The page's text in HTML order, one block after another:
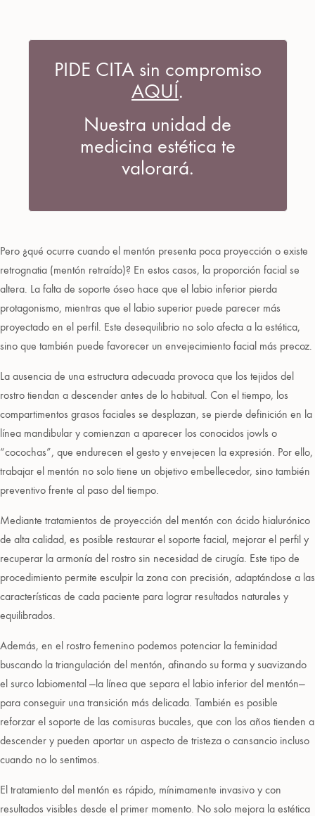
PIDE CITA sin compromiso
AQUÍ.
Nuestra unidad de
medicina estética te
valorará.
Pero ¿qué ocurre cuando el mentón presenta poca proyección o existe
retrognatia (mentón retraído)? En estos casos, la proporción facial se
altera. La falta de soporte óseo hace que el labio inferior pierda
protagonismo, mientras que el labio superior puede parecer más
proyectado en el perfil. Este desequilibrio no solo afecta a la estética,
sino que también puede favorecer un envejecimiento facial más precoz.
La ausencia de una estructura adecuada provoca que los tejidos del
rostro tiendan a descender antes de lo habitual. Con el tiempo, los
compartimentos grasos faciales se desplazan, se pierde definición en la
línea mandibular y comienzan a aparecer los conocidos jowls o
“cocochas”, que endurecen el gesto y envejecen la expresión. Por ello,
trabajar el mentón no solo tiene un objetivo embellecedor, sino también
preventivo frente al paso del tiempo.
Mediante tratamientos de proyección del mentón con ácido hialurónico
de alta calidad, es posible restaurar el soporte facial, mejorar el perfil y
recuperar la armonía del rostro sin necesidad de cirugía. Este tipo de
procedimiento permite esculpir la zona con precisión, adaptándose a las
características de cada paciente para lograr resultados naturales y
equilibrados.
Además, en el rostro femenino podemos potenciar la feminidad
buscando la triangulación del mentón, afinando su forma y suavizando
el surco labiomental —la línea que separa el labio inferior del mentón—
para conseguir una transición más delicada. También es posible
reforzar el soporte de las comisuras bucales, que con los años tienden a
descender y pueden aportar un aspecto de tristeza o cansancio incluso
cuando no lo sentimos.
El tratamiento del mentón es rápido, mínimamente invasivo y con
resultados visibles desde el primer momento. No solo mejora la estética